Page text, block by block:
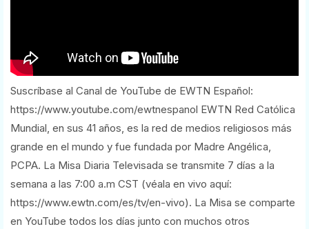
Suscríbase al Canal de YouTube de EWTN Español:
https://www.youtube.com/ewtnespanol EWTN Red Católica
Mundial, en sus 41 años, es la red de medios religiosos más
grande en el mundo y fue fundada por Madre Angélica,
PCPA. La Misa Diaria Televisada se transmite 7 días a la
semana a las 7:00 a.m CST (véala en vivo aquí:
https://www.ewtn.com/es/tv/en-vivo). La Misa se comparte
en YouTube todos los días junto con muchos otros